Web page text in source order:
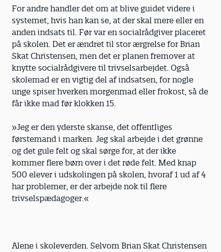
For andre handler det om at blive guidet videre i
systemet, hvis han kan se, at der skal mere eller en
anden indsats til. Før var en social­rådgiver placeret
på skolen. Det er ændret til stor ærgrelse for Brian
Skat Christensen, men det er planen fremover at
knytte socialrådgivere til trivselsarbejdet. Også
skolemad er en vigtig del af indsatsen, for nogle
unge spiser hverken morgenmad eller frokost, så de
får ikke mad før klokken 15.
»Jeg er den yderste skanse, det offentliges
førstemand i marken. Jeg skal arbejde i det grønne
og det gule felt og skal sørge for, at der ikke
kommer flere børn over i det røde felt. Med knap
500 elever i udskolingen på skolen, hvoraf 1 ud af 4
har problemer, er der arbejde nok til flere
trivselspædagoger.«
Alene i skoleverden. Selvom Brian Skat Christensen